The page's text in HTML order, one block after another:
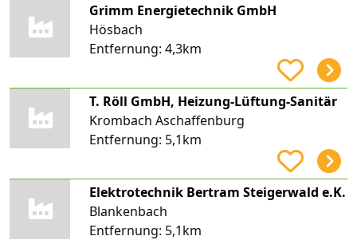
Grimm Energietechnik GmbH
Hösbach
Entfernung: 4,3km
T. Röll GmbH, Heizung-Lüftung-Sanitär
Krombach Aschaffenburg
Entfernung: 5,1km
Elektrotechnik Bertram Steigerwald e.K.
Blankenbach
Entfernung: 5,1km